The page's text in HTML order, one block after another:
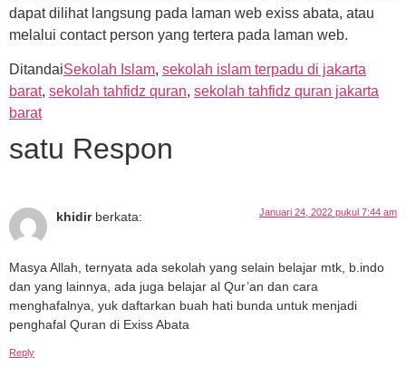
dapat dilihat langsung pada laman web exiss abata, atau
melalui contact person yang tertera pada laman web.
DitandaiSekolah Islam, sekolah islam terpadu di jakarta
barat, sekolah tahfidz quran, sekolah tahfidz quran jakarta
barat
satu Respon
khidir berkata: Januari 24, 2022 pukul 7:44 am
Masya Allah, ternyata ada sekolah yang selain belajar mtk, b.indo
dan yang lainnya, ada juga belajar al Qur’an dan cara
menghafalnya, yuk daftarkan buah hati bunda untuk menjadi
penghafal Quran di Exiss Abata
Reply